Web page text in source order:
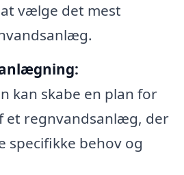
vælge det mest
kan skabe en plan for
et regnvandsanlæg, der
specifikke behov og